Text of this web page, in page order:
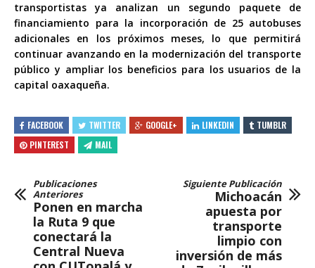
transportistas ya analizan un segundo paquete de
financiamiento para la incorporación de 25 autobuses
adicionales en los próximos meses, lo que permitirá
continuar avanzando en la modernización del transporte
público y ampliar los beneficios para los usuarios de la
capital oaxaqueña.
FACEBOOK TWITTER GOOGLE+ LINKEDIN
TUMBLR
PINTEREST
MAIL
Publicaciones
Anteriores
Ponen en marcha
la Ruta 9 que
conectará la
Central Nueva
Siguiente Publicación
Michoacán
apuesta por
transporte
limpio con
inversión de más